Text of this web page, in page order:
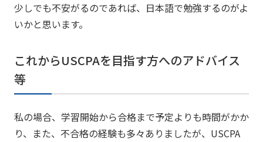
少しでも不安がるのであれば、日本語で勉強するのがよ
いかと思います。
これからUSCPAを目指す方へのアドバイス
等
私の場合、学習開始から合格まで予定よりも時間がかか
り、また、不合格の経験も多々ありましたが、USCPA